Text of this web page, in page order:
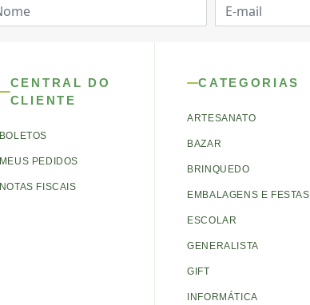
CENTRAL DO
CLIENTE
BOLETOS
MEUS PEDIDOS
NOTAS FISCAIS
CATEGORIAS
ARTESANATO
BAZAR
BRINQUEDO
EMBALAGENS E FESTAS
ESCOLAR
GENERALISTA
GIFT
INFORMÁTICA